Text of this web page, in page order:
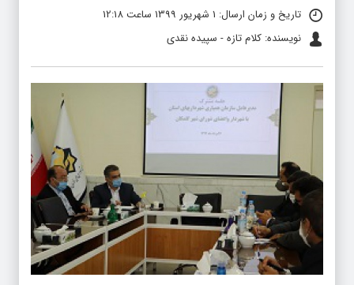
تاریخ و زمان ارسال: 1 شهریور 1399 ساعت 12:18
نویسنده: کلام تازه - سپیده نقدی